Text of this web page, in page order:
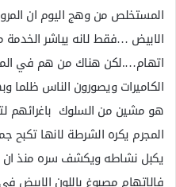
المستخلص من وهج اليوم ان
الابيض …فقط لانه يباشر
اتهام….لكن هناك من هم في
الكاميرات ويصورون الناس ظلما
هو مشين من السلوك باغرائهم
المجرم يكره الشرطة لانها تكبح
يكبل نشاطه ويكشف سره منذ ان
فالاتهام مصبوغ باللون الابيض